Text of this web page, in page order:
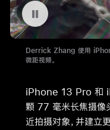
暂停播放视频 TKTK
Derrick Zhang 使用
微距视频。
iPhone 13 Pro 和
颗 77 毫米长焦摄像
近拍摄对象，并建立